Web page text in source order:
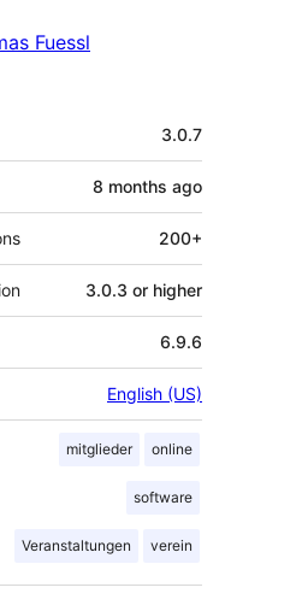
Fuessl
3.0.7
8 months ago
200+
3.0.3 or higher
6.9.6
English (US)
mitglieder online
software
Veranstaltungen verein